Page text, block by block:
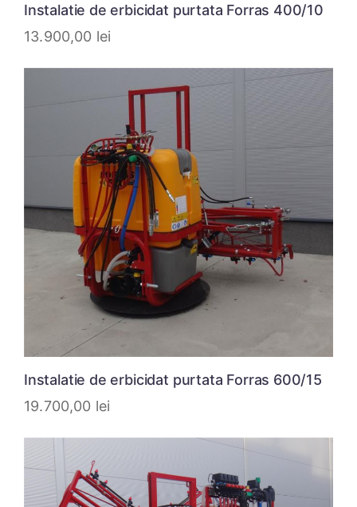
Instalatie de erbicidat purtata Forras 400/10
13.900,00 lei
Instalatie de erbicidat purtata Forras 600/15
19.700,00 lei